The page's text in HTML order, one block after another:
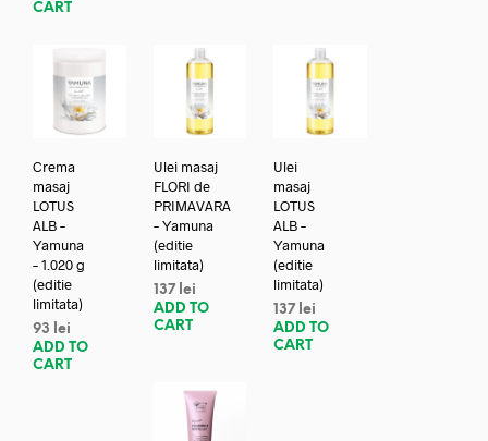
CART
Crema
masaj
LOTUS
ALB –
Yamuna
– 1.020 g
(editie
limitata)
93
lei
ADD TO
CART
Ulei masaj
FLORI de
PRIMAVARA
– Yamuna
(editie
limitata)
137 lei
ADD TO
CART
Ulei
masaj
LOTUS
ALB –
Yamuna
(editie
limitata)
137 lei
ADD TO
CART